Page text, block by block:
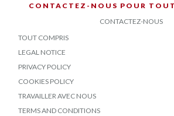
CONTACTEZ-NOUS POUR
CONTACTEZ-NOUS
TOUT COMPRIS
LEGAL NOTICE
PRIVACY POLICY
COOKIES POLICY
TRAVAILLER AVEC NOUS
TERMS AND CONDITIONS